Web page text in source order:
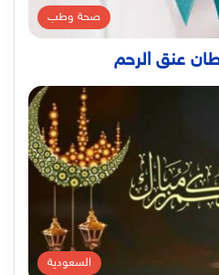
صحة وطب
عنق الرحم
السعودية